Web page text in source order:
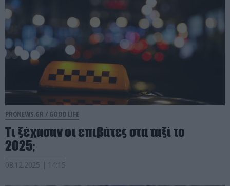
PRONEWS.GR / GOOD LIFE
Τι ξέχασαν οι επιβάτες στα ταξί το
2025;
08.12.2025 | 14:15